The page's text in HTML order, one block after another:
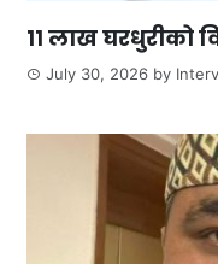
११ लाख घरधुरीको
July 30, 2026 by